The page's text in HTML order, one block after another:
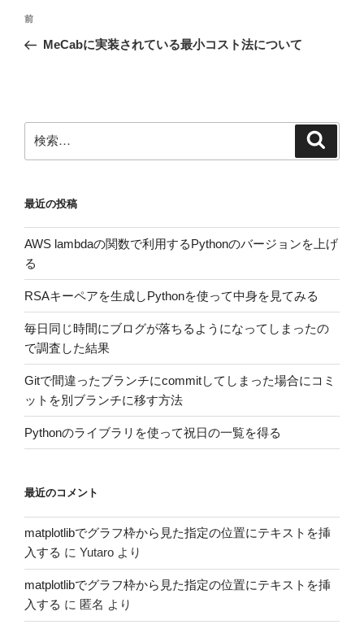
投
ナ
ー
シ
前
の
前
MeCabに実装されている最小コスト法について
索:
最近の投稿
AWS lambdaの関数で利用するPythonのバージョンを上げ
る
RSAキーペアを生成しPythonを使って中身を見てみる
毎日同じ時間にブログが落ちるようになってしまったの
で調査した結果
Gitで間違ったブランチにcommitしてしまった場合にコミ
ットを別ブランチに移す方法
Pythonのライブラリを使って祝日の一覧を得る
最近のコメント
matplotlibでグラフ枠から見た指定の位置にテキストを挿
入する に Yutaro より
matplotlibでグラフ枠から見た指定の位置にテキストを挿
入する に 匿名 より